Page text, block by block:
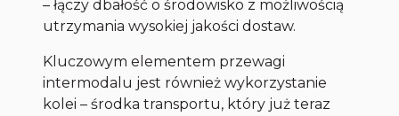
– łączy dbałość o środowisko z możliwością
utrzymania wysokiej jakości dostaw.
Kluczowym elementem przewagi
intermodalu jest również wykorzystanie
kolei – środka transportu, który już teraz